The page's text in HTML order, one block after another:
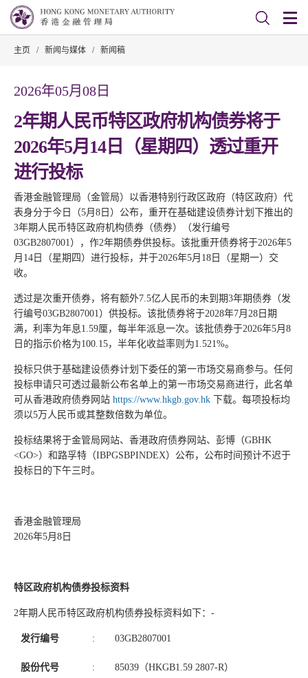
主页 / 新闻与媒体 / 新闻稿
2026年05月08日
2年期人民币特区政府机构债券将于
2026年5月14日（星期四）透过重开
进行投标
香港金融管理局（金管局）以香港特别行政区政府（特区政府）代
表身分于今日（5月8日）公布，重开在基础建设债券计划下推出的
3年期人民币特区政府机构债券（债券）（发行编号
03GB2807001），作2年期债券供投标。该批重开债券将于2026年5
月14日（星期四）进行投标，并于2026年5月18日（星期一）交
收。
透过是次重开债券，将有额外7.5亿人民币的未到期3年期债券（发
行编号03GB2807001）供投标。该批债券将于2028年7月28日期
满，利率为年息1.59厘，每半年派息一次。该批债券于2026年5月8
日的指示价格为100.15，半年化收益率则为1.521%。
投标只供于基础建设债券计划下委任的第一市场交易商参与。任何
投标申请只可透过最新公布名单上的第一市场交易商进行，此名单
可从香港政府债券网站 https://www.hkgb.gov.hk 下载。每项投标均
须以5万人民币或其整数倍数为单位。
投标结果将于金管局网站、香港政府债券网站、彭博（GBHK
<GO>）和路孚特（IBPGSBPINDEX）公布，公布时间预计不迟于
投标日的下午三时。
香港金融管理局
2026年5月8日
特区政府机构债券投标资料
2年期人民币特区政府机构债券投标资料如下：-
发行编号 : 03GB2807001
股份代号 : 85039（HKGB1.59 2807-R）